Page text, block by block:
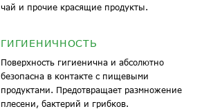
чай и прочие красящие продукты.
ГИГИЕНИЧНОСТЬ
Поверхность гигиенична и абсолютно
безопасна в контакте с пищевыми
продуктами. Предотвращает размножение
плесени, бактерий и грибков.